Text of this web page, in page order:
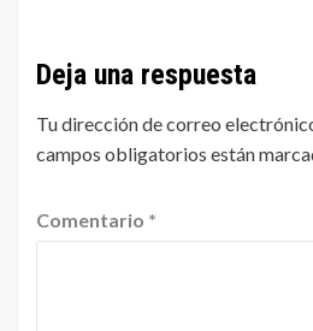
Deja una respuesta
Tu dirección de correo
campos obligatorios están
Comentario *